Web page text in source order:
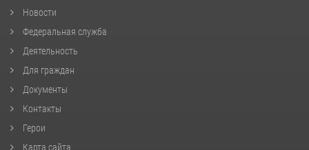
Новости
Федеральная служба
Деятельность
Для граждан
Документы
Контакты
Герои
Карта сайта